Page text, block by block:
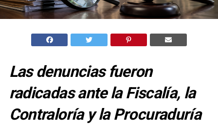
Las denuncias fueron
radicadas ante la Fiscalía, la
Contraloría y la Procuraduría